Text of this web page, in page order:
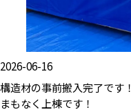
2026-06-16
構造材の事前搬入完了です！
まもなく上棟です！